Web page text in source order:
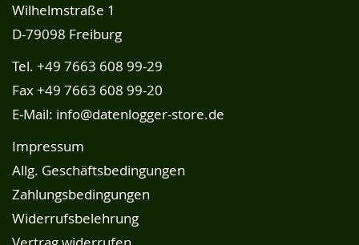
Wilhelmstraße 1
D-79098 Freiburg
Tel. +49 7663 608 99-29
Fax +49 7663 608 99-20
E-Mail: info@datenlogger-store.de
Impressum
Allg. Geschäftsbedingungen
Zahlungsbedingungen
Widerrufsbelehrung